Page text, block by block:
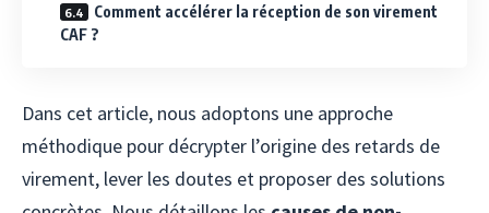
Comment accélérer la réception de son virement
CAF ?
Dans cet article, nous adoptons une approche
méthodique pour décrypter l’origine des retards de
virement, lever les doutes et proposer des solutions